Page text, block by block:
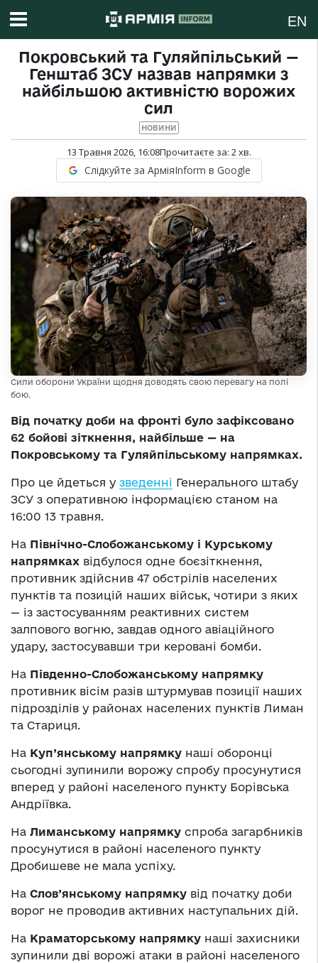
EN
Покровський та Гуляйпільський —
Генштаб ЗСУ назвав напрямки з
найбільшою активністю ворожих
сил
НОВИНИ
13 Травня 2026, 16:08Прочитаєте за: 2хв.
Слідкуйте за АрміяInform в Google
Сили оборони України щодня доводять свою перевагу на полі
бою.
Від початку доби на фронті було зафіксовано
62 бойові зіткнення, найбільше — на
Покровському та Гуляйпільському напрямках.
Про це йдеться у зведенні Генерального штабу
ЗСУ з оперативною інформацією станом на
16:00 13 травня.
На Північно-Слобожанському і Курському
напрямках відбулося одне боєзіткнення,
противник здійснив 47 обстрілів населених
пунктів та позицій наших військ, чотири з яких
— із застосуванням реактивних систем
залпового вогню, завдав одного авіаційного
удару, застосувавши три керовані бомби.
На Південно-Слобожанському напрямку
противник вісім разів штурмував позиції наших
підрозділів у районах населених пунктів Лиман
та Стариця.
На Куп’янському напрямку наші оборонці
сьогодні зупинили ворожу спробу просунутися
вперед у районі населеного пункту Борівська
Андріївка.
На Лиманському напрямку спроба загарбників
просунутися в районі населеного пункту
Дробишеве не мала успіху.
На Слов’янському напрямку від початку доби
ворог не проводив активних наступальних дій.
На Краматорському напрямку наші захисники
зупинили дві ворожі атаки в районі населеного